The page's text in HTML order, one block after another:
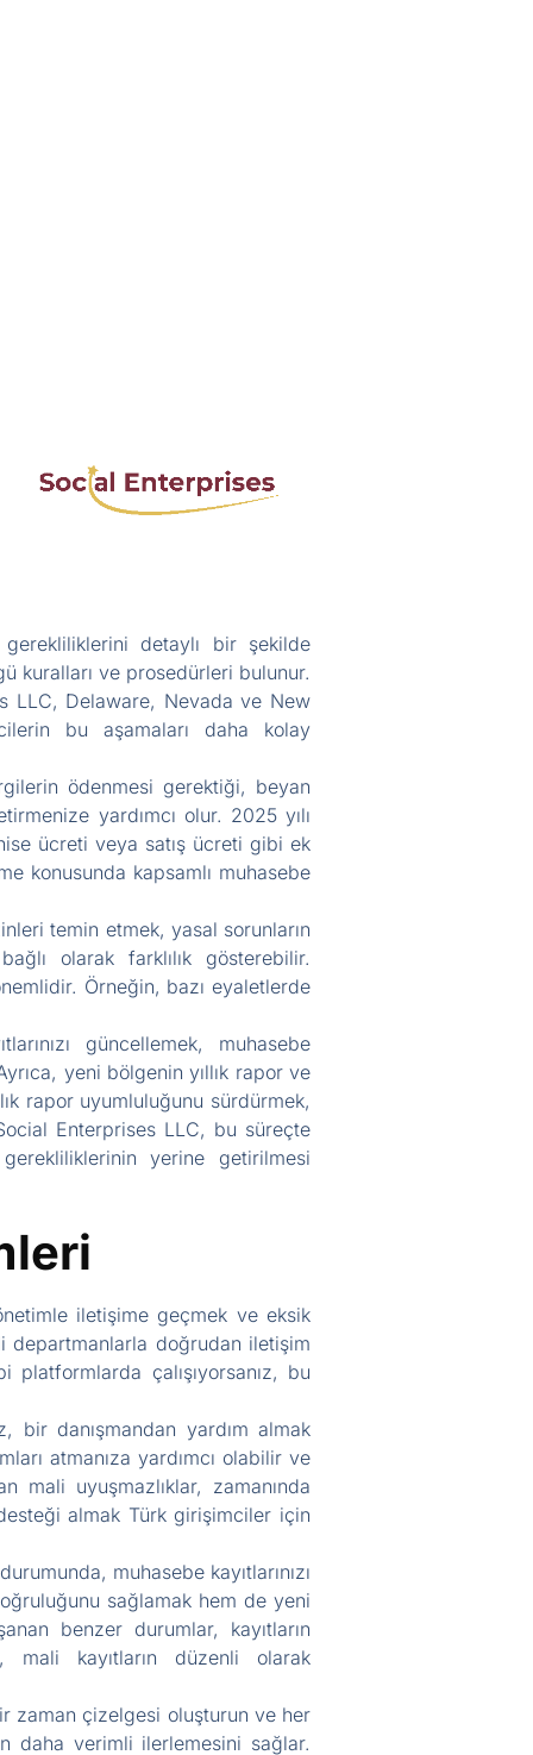
detaylı bir şekilde
kuralları ve prosedürleri bulunur.
LLC, Delaware, Nevada ve New
bu aşamaları daha kolay
ödenmesi gerektiği, beyan
yardımcı olur. 2025 yılı
ücreti veya satış ücreti gibi ek
konusunda kapsamlı muhasebe
temin etmek, yasal sorunların
olarak farklılık gösterebilir.
Örneğin, bazı eyaletlerde
güncellemek, muhasebe
yeni bölgenin yıllık rapor ve
rapor uyumluluğunu sürdürmek,
Enterprises LLC, bu süreçte
yerine getirilmesi
iletişime geçmek ve eksik
doğrudan iletişim
platformlarda çalışıyorsanız, bu
bir danışmandan yardım almak
atmanıza yardımcı olabilir ve
mali uyuşmazlıklar, zamanında
almak Türk girişimciler için
muhasebe kayıtlarınızı
sağlamak hem de yeni
benzer durumlar, kayıtların
mali kayıtların düzenli olarak
zaman çizelgesi oluşturun ve her
daha verimli ilerlemesini sağlar.